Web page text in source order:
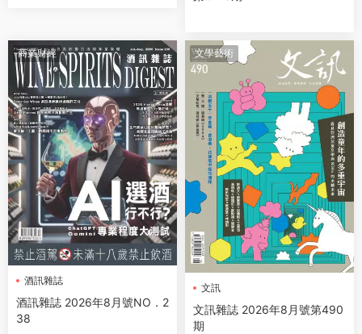
商業财經
酒訊雜誌
酒訊雜誌 2026年8月號NO．2
38
文學藝術
文訊
文訊雜誌 2026年8月號第490
期